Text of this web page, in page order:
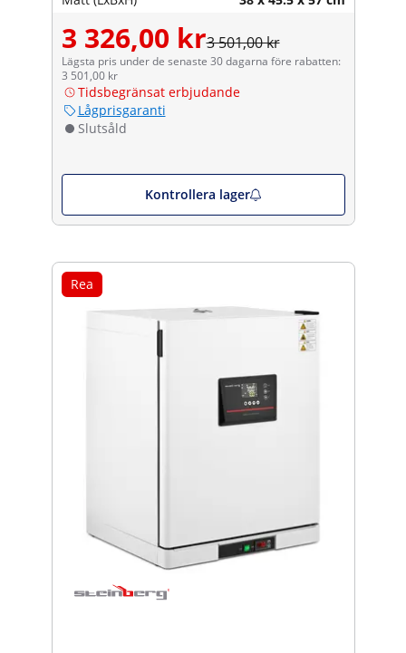
3 326,00 kr3 501,00 kr
Lägsta pris under de senaste 30 dagarna före rabatten:
3 501,00 kr
Tidsbegränsat erbjudande
Lågprisgaranti
Slutsåld
Kontrollera lager
Rea